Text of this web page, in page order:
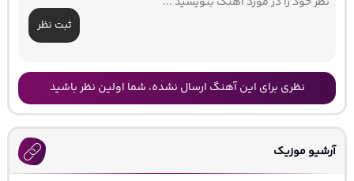
ثبت نظر
نظری برای این آهنگ ارسال نشده، شما اولین نظر باشید
آرشیو موزیک